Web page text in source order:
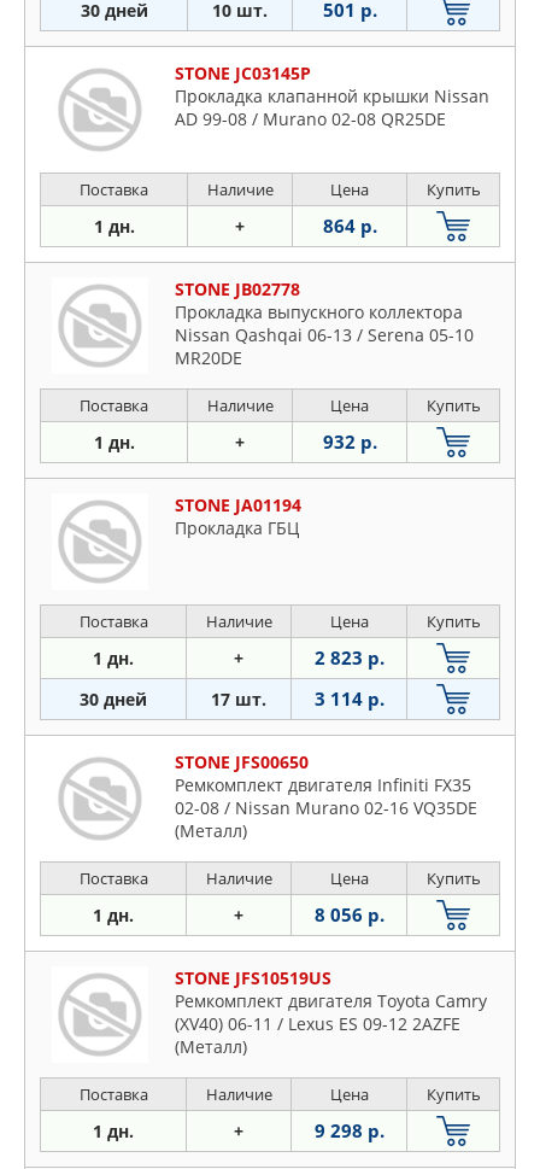
30 дней 10 шт. 501 р.
STONE JC03145P
Прокладка клапанной крышки Nissan
AD 99-08 / Murano 02-08 QR25DE
Поставка Наличие Цена Купить
1 дн. + 864 р.
STONE JB02778
Прокладка выпускного коллектора
Nissan Qashqai 06-13 / Serena 05-10
MR20DE
Поставка Наличие Цена Купить
1 дн. + 932 р.
STONE JA01194
Прокладка ГБЦ
Поставка Наличие Цена Купить
1 дн. + 2 823 р.
30 дней 17 шт. 3 114 р.
STONE JFS00650
Ремкомплект двигателя Infiniti FX35
02-08 / Nissan Murano 02-16 VQ35DE
(Металл)
Поставка Наличие Цена Купить
1 дн. + 8 056 р.
STONE JFS10519US
Ремкомплект двигателя Toyota Camry
(XV40) 06-11 / Lexus ES 09-12 2AZFE
(Металл)
Поставка Наличие Цена Купить
1 дн. + 9 298 р.